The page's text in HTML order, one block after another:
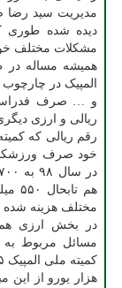
مدیریت سید رضا
دیده شده
مشکلات مختلف
همیشه مساله در
المپیک در
و … صرف
ریالی و ارزی
خود صرف
هم
مختلف هزینه شده
در بخش ارزی هم
مسائل مربوط
هزار یورو از این